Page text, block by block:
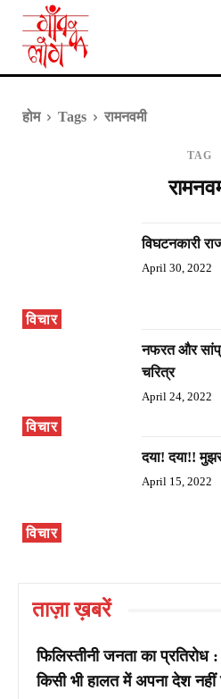
होम Tags रामनवमी
TAG
विचार
विघटनकारी
April 30, 2022
विचार
नफरत और
चरित्र
April 24, 2022
विचार
दया! दया!!
April 15, 2022
ताज़ा ख़बरें
फिलिस्तीनी जनता का प्रतिरोध
किसी भी हालत में अपना देश नहीं